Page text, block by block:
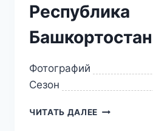
Республика
Башкортостан
Фотографий
Сезон
ЧИТАТЬ ДАЛЕЕ